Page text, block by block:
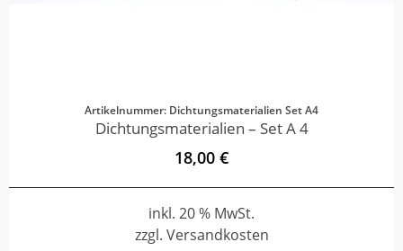
Artikelnummer: Dichtungsmaterialien Set A4
Dichtungsmaterialien – Set A 4
18,00 €
inkl. 20 % MwSt.
zzgl. Versandkosten